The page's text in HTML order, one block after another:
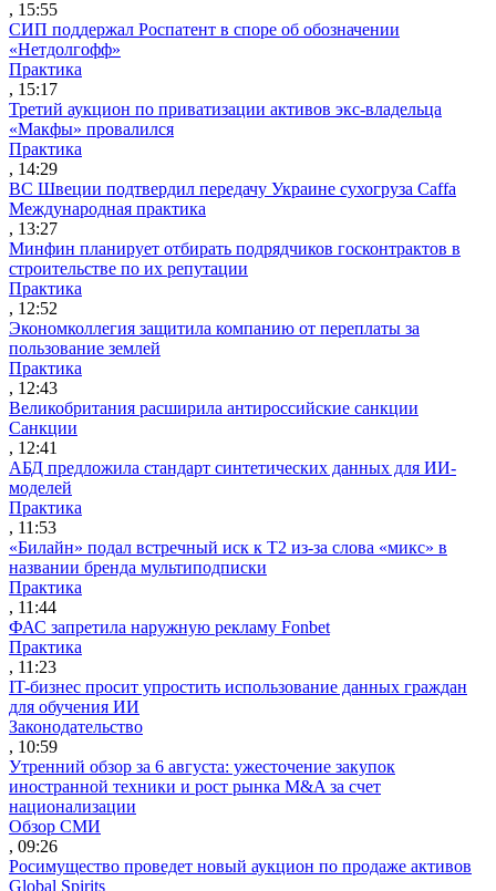
, 15:55
СИП поддержал Роспатент в споре об обозначении
«Нетдолгофф»
Практика
, 15:17
Третий аукцион по приватизации активов экс-владельца
«Макфы» провалился
Практика
, 14:29
ВС Швеции подтвердил передачу Украине сухогруза Caffa
Международная практика
, 13:27
Минфин планирует отбирать подрядчиков госконтрактов в
строительстве по их репутации
Практика
, 12:52
Экономколлегия защитила компанию от переплаты за
пользование землей
Практика
, 12:43
Великобритания расширила антироссийские санкции
Санкции
, 12:41
АБД предложила стандарт синтетических данных для ИИ-
моделей
Практика
, 11:53
«Билайн» подал встречный иск к Т2 из-за слова «микс» в
названии бренда мультиподписки
Практика
, 11:44
ФАС запретила наружную рекламу Fonbet
Практика
, 11:23
IT-бизнес просит упростить использование данных граждан
для обучения ИИ
Законодательство
, 10:59
Утренний обзор за 6 августа: ужесточение закупок
иностранной техники и рост рынка M&A за счет
национализации
Обзор СМИ
, 09:26
Росимущество проведет новый аукцион по продаже активов
Global Spirits